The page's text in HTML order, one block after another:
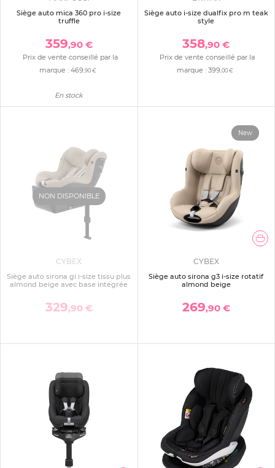
Siège auto mica 360 pro i-size
truffle
359,90 €
Prix de vente conseillé par la
marque : 469,90 €
En stock
Siège auto i-size dualfix pro m teak
style
358,90 €
Prix de vente conseillé par la
marque : 399,00 €
NON DISPONIBLE
CYBEX
Siège auto sirona gi i-size tissu plus
almond beige avec base intégrée
329,90 €
New
CYBEX
Siège auto sirona g3 i-size rotatif
almond beige
269,90 €